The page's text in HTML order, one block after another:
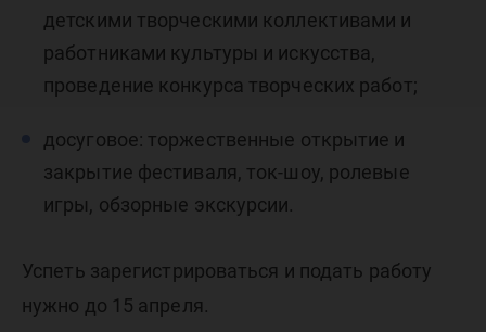
детскими творческими коллективами и
работниками культуры и искусства,
проведение конкурса творческих работ;
досуговое: торжественные открытие и
закрытие фестиваля, ток-шоу, ролевые
игры, обзорные экскурсии.
Успеть зарегистрироваться и подать работу
нужно до 15 апреля.